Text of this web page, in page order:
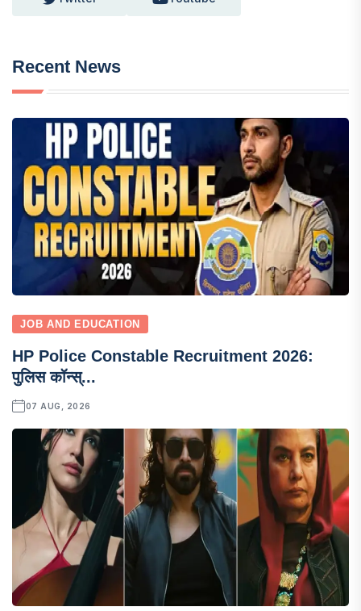
Recent News
JOB AND EDUCATION
HP Police Constable Recruitment 2026:
पुलिस कॉन्स्...
07 AUG, 2026